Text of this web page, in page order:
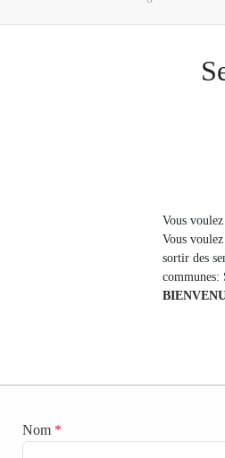
Vous
Vous
sortir des
Nom *